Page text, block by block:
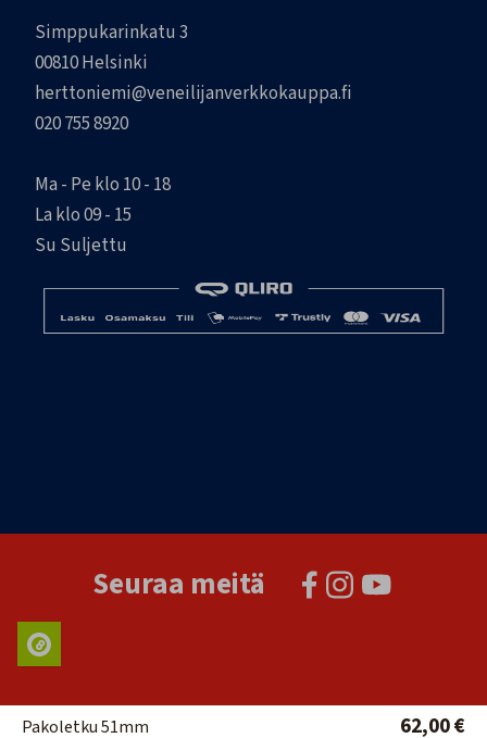
Pakoletku 51mm 62,00 €
Simppukarinkatu 3
00810 Helsinki
herttoniemi@veneilijanverkkokauppa.fi
020 755 8920
Ma - Pe klo 10 - 18
La klo 09 - 15
Su Suljettu
Seuraa meitä